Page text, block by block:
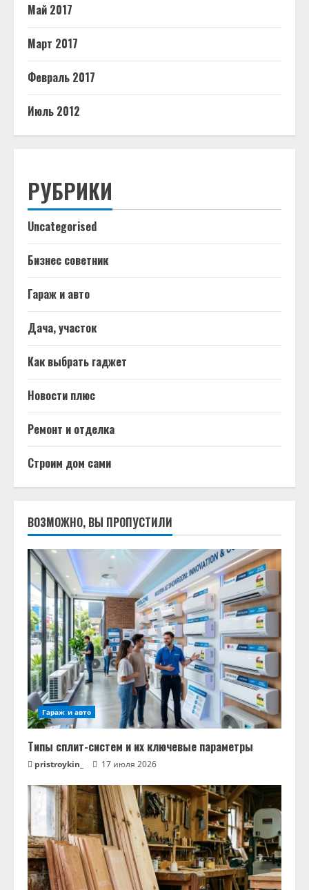
Май 2017
Март 2017
Февраль 2017
Июль 2012
РУБРИКИ
Uncategorised
Бизнес советник
Гараж и авто
Дача, участок
Как выбрать гаджет
Новости плюс
Ремонт и отделка
Строим дом сами
ВОЗМОЖНО, ВЫ ПРОПУСТИЛИ
Гараж и авто
Типы сплит-систем и их ключевые параметры
pristroykin_ 17 июля 2026